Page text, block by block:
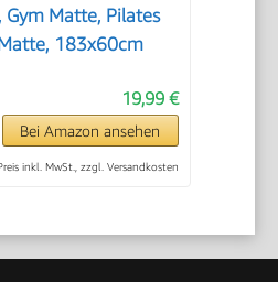
Matte, Pilates
183x60cm
19,99 €
Bei Amazon ansehen
inkl. MwSt., zzgl. Versandkosten